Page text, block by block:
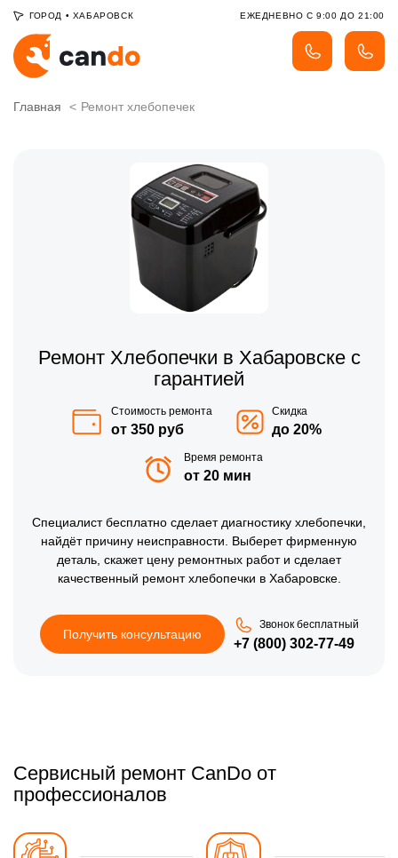
ГОРОД • ХАБАРОВСК ЕЖЕДНЕВНО С 9:00 ДО 21:00
Главная Ремонт хлебопечек
Ремонт Хлебопечки в Хабаровске с
гарантией
Стоимость ремонта
от 350 руб
Скидка
до 20%
Время ремонта
от 20 мин
Специалистбесплатно сделает диагностику хлебопечки,
найдёт причину неисправности. Выберет фирменную
деталь, скажет цену ремонтных работ и сделает
качественный ремонт хлебопечки в Хабаровске.
Получить консультацию
Звонок бесплатный
+7 (800) 302-77-49
Сервисный ремонт CanDo от
профессионалов